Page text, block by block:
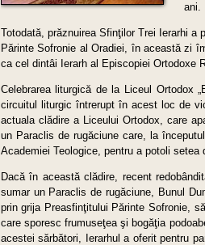
ani.
Totodată, prăznuirea Sfinţilor Trei Ierarhi a
Părinte Sofronie al Oradiei, în această zi
ca cel dintâi Ierarh al Episcopiei Ortodoxe
Celebrarea liturgică de la Liceul Ortodox
circuitul liturgic întrerupt în acest loc de
actuala clădire a Liceului Ortodox, care
un Paraclis de rugăciune care, la
Academiei Teologice, pentru a potoli setea
Dacă în această clădire, recent
sumar un Paraclis de rugăciune, Bunul
prin grija Preasfinţitului Părinte Sofronie,
care sporesc frumuseţea şi bogăţia
acestei sărbători, Ierarhul a oferit pentru